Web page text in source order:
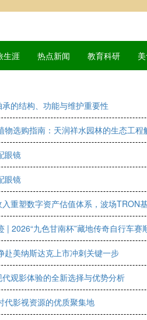
生涯 热点新闻 教育科研
的结构、功能与维护重要性
物选购指南：天润祥水园林的生态工程
眼镜
眼镜
重塑数字资产估值体系，波场TRON
| 2026“九色甘南杯”藏地传奇自行车赛
赴美纳斯达克上市冲刺关键一步
观影体验的全新选择与优势分析
代影视资源的优质聚集地